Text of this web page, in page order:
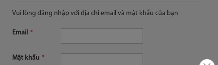
Vui lòng đăng nhập với địa chỉ email và mật khẩu của bạn
Email
Mật khẩu